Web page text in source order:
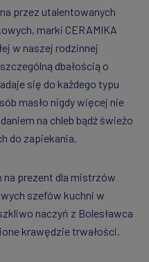
przez utalentowanych
marki CERAMIKA
w naszej rodzinnej
dbałością o
się do każdego typu
masło nigdy więcej nie
na chleb bądź świeżo
do zapiekania.
na prezent dla mistrzów
szefów kuchni w
naczyń z Bolesławca
krawędzie trwałości.